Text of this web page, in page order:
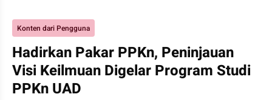
Konten dari Pengguna
Hadirkan Pakar PPKn, Peninjauan
Visi Keilmuan Digelar Program Studi
PPKn UAD